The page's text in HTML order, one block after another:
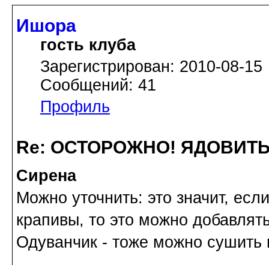
Ишора
гость клуба
Зарегистрирован: 2010-08-15
Сообщений: 41
Профиль
Re: ОСТОРОЖНО!
Сирена
Можно уточнить: это значит,
крапивы, то это можно
Одуванчик - тоже можно сушить